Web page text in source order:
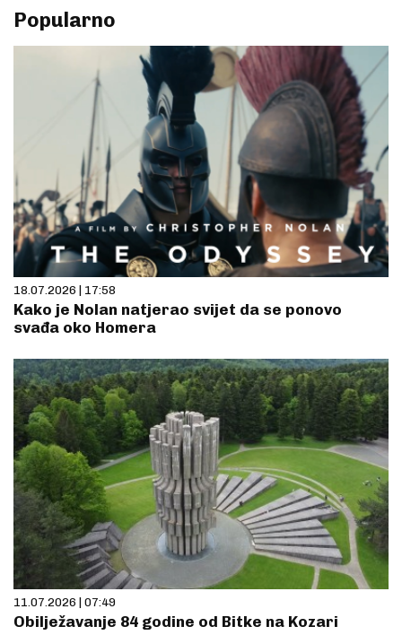
Popularno
18.07.2026 | 17:58
Kako je Nolan natjerao svijet da se ponovo
svađa oko Homera
11.07.2026 | 07:49
Obilježavanje 84 godine od Bitke na Kozari